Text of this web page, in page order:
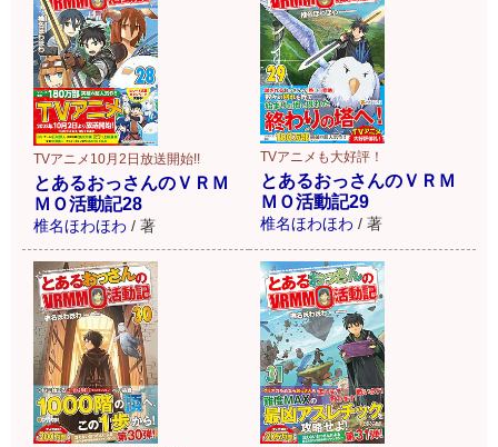
TVアニメ10月2日放送開始!!
とあるおっさんのＶＲＭ
ＭＯ活動記28
椎名ほわほわ / 著
TVアニメも大好評！
とあるおっさんのＶＲＭ
ＭＯ活動記29
椎名ほわほわ / 著